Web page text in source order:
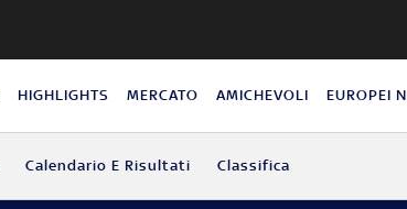
HIGHLIGHTS MERCATO AMICHEVOLI EUROPEI
Calendario E Risultati Classifica